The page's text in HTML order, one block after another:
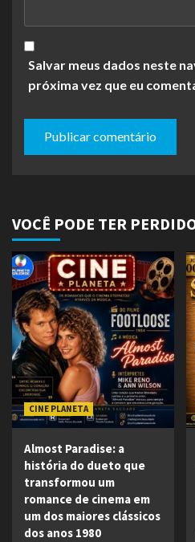
Salvar meus dados neste
próxima vez que eu
VOCÊ PODE TER
CINE PLANETA
Almost Paradise: a
história do dueto que
transformou um
romance de cinema em
um dos maiores clássicos
dos anos 1980